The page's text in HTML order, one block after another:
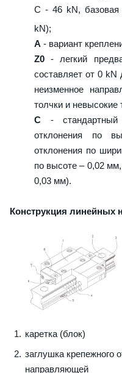
C - 46 kN, базовая
kN);
A - вариант
Z0 - легкий
составляет от 0 kN
неизменное
толчки и невысокие
C - стандартный
отклонения по
отклонения по
по высоте – 0,02
0,03 мм).
Конструкция линейных
каретка (блок)
заглушка крепежного
направляющей